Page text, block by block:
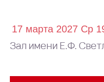
Зал имени Е.Ф.